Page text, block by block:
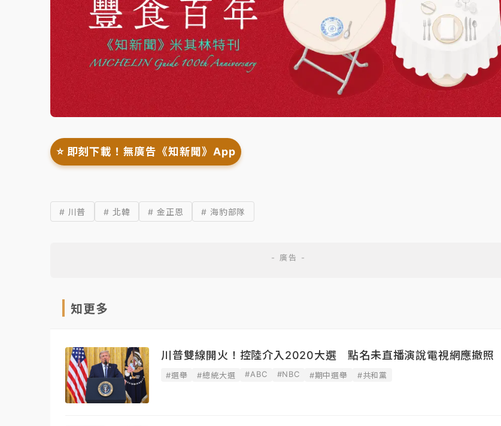
⭐️ 即刻下載！無廣告《知新聞》App
# 川普 # 北韓 # 金正恩 # 海豹部隊
知更多
川普雙線開火！控陸介入2020大選 點名未直播演說電視網應撤照
#選舉 #總統大選 #ABC #NBC #期中選舉 #共和黨